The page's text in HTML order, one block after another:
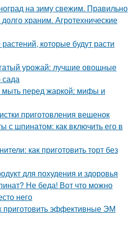
на зиму свежим. Правильно
храним. Агротехнические
которые будут расти
урожай: лучшие овощные
сада
перед жаркой: мифы и
приготовления вешенок
с шпинатом: как включить его в
как приготовить торт без
для похудения и здоровья
Не беда! Вот что можно
него
приготовить эффективные ЭМ